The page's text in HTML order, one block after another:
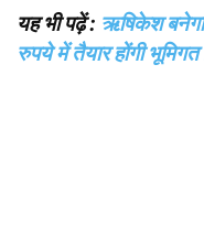
यह भी पढ़ें : ऋषिकेश
रुपये में तैयार होंगी